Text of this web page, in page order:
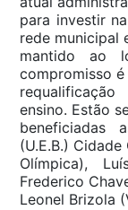
para investir
rede municipal
mantido ao
compromisso
ensino. Estão
beneficiadas
(U.E.B.)
Olímpica),
Frederico
Leonel Brizola